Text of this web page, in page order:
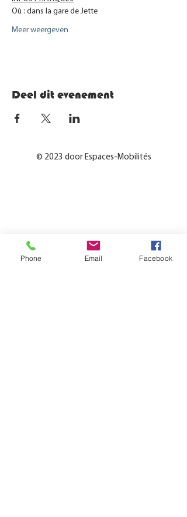
Où : dans la gare de Jette
Meer weergeven
Deel dit evenement
© 2023 door Espaces-Mobilités
Phone Email Facebook